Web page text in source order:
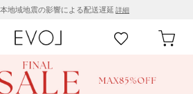
本地域地震の影響による配送遅延 詳細